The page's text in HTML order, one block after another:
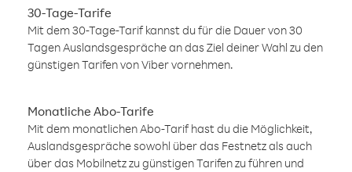
30-Tage-Tarife
Mit dem 30-Tage-Tarif kannst du für die Dauer von 30
Tagen Auslandsgespräche an das Ziel deiner Wahl zu den
günstigen Tarifen von Viber vornehmen.
Monatliche Abo-Tarife
Mit dem monatlichen Abo-Tarif hast du die Möglichkeit,
Auslandsgespräche sowohl über das Festnetz als auch
über das Mobilnetz zu günstigen Tarifen zu führen und